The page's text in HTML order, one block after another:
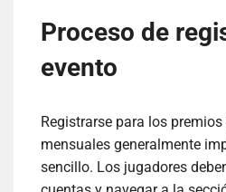
Proceso de
evento
Registrarse para los
mensuales generalmente
sencillo. Los jugadores